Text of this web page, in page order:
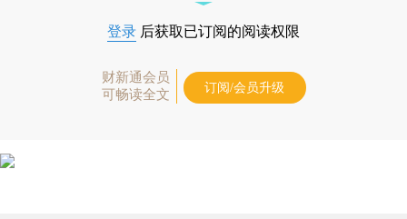
登录 后获取已订阅的阅读权限
财新通会员
可畅读全文
订阅/会员升级